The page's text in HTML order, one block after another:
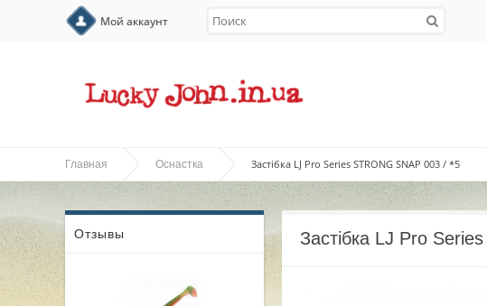
Мой аккаунт
Главная Оснастка Застібка LJ Pro Series STRONG SNAP 003 / *5
Отзывы Застібка LJ Pro